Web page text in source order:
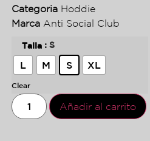
Categoria Hoddie
Marca Anti Social Club
Talla : S
L M S XL
Clear
Añadir al carrito